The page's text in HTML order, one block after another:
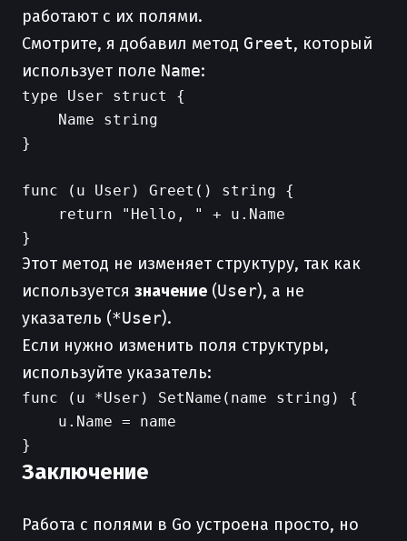
работают с их полями.
Смотрите, я добавил метод Greet, который
использует поле Name:
type User struct {
    Name string
}
func (u User) Greet() string {
    return "Hello, " + u.Name
Этот метод не изменяет структуру, так как
используется значение (User), а не
указатель (*User).
Если нужно изменить поля структуры,
используйте указатель:
func (u *User) SetName(name string) {
    u.Name = name
Заключение
Работа с полями в Go устроена просто, но